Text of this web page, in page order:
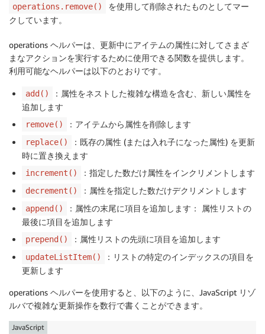
operations.remove()
を使用して削除されたものとしてマー
クしています。
operations ヘルパーは、更新中にアイテムの属性に対してさまざ
まなアクションを実行するために使用できる関数を提供します。
利用可能なヘルパーは以下のとおりです。
add()
：属性をネストした複雑な構造を含む、新しい属性を
追加します
remove() ：アイテムから属性を削除します
replace()
：既存の属性 (または入れ子になった属性) を更新
時に置き換えます
increment() ：指定した数だけ属性をインクリメントします
decrement() ：属性を指定した数だけデクリメントします
append()
：属性の末尾に項目を追加します： 属性リストの
最後に項目を追加します
prepend() ：属性リストの先頭に項目を追加します
updateListItem()
：リストの特定のインデックスの項目を
更新します
operations ヘルパーを使用すると、以下のように、JavaScript リゾ
ルバで複雑な更新操作を数行で書くことができます。
JavaScript